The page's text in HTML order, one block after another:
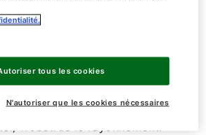
que votre toit soit adapté à
ne peuvent pas accueillir des
Il faut que la surface,
(arbres, bâtiments,
N'autoriser que les cookies nécessaires
tous les cookies